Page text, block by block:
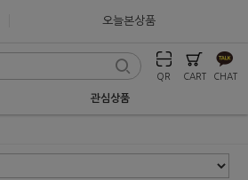
오늘본상품
QR CART CHAT
관심상품